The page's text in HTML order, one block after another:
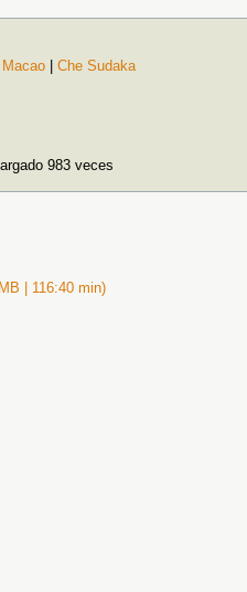
Che Sudaka
983 veces
| 116:40 min)